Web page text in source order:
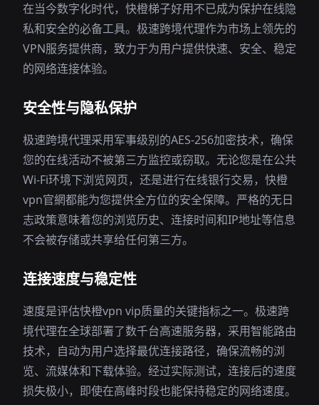
在当今数字化时代，快橙梯子好用不已成为保护在线隐
私和安全的必备工具。极速跨境代理作为市场上领先的
VPN服务提供商，致力于为用户提供快速、安全、稳定
的网络连接体验。
安全性与隐私保护
极速跨境代理采用军事级别的AES-256加密技术，确保
您的在线活动不被第三方监控或窃取。无论您是在公共
Wi-Fi环境下浏览网页，还是进行在线银行交易，快橙
vpn官網都能为您提供全方位的安全保障。严格的无日
志政策意味着您的浏览历史、连接时间和IP地址等信息
不会被存储或共享给任何第三方。
连接速度与稳定性
速度是评估快橙vpn vip质量的关键指标之一。极速跨
境代理在全球部署了数千台高速服务器，采用智能路由
技术，自动为用户选择最优连接路径，确保流畅的浏
览、流媒体和下载体验。经过实际测试，连接后的速度
损失极小，即使在高峰时段也能保持稳定的网络速度。